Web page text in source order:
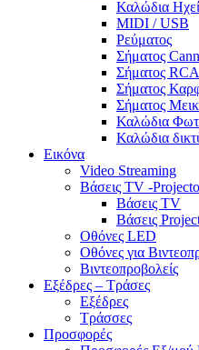
Καλώδια
MIDI / USB
Ρεύματος
Σήματος
Σήματος RCA
Σήματος
Σήματος
Καλώδια
Καλώδια
Εικόνα
Video Streaming
Βάσεις TV -
Βάσεις TV
Βάσεις
Οθόνες LED
Οθόνες για
Βιντεοπροβολείς
Εξέδρες – Τράσες
Εξέδρες
Τράσσες
Προσφορές